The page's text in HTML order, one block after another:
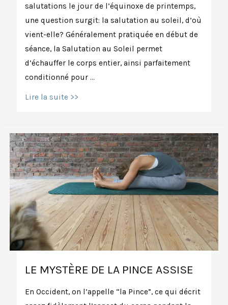
salutations le jour de l’équinoxe de printemps,
une question surgit: la salutation au soleil, d’où
vient-elle? Généralement pratiquée en début de
séance, la Salutation au Soleil permet
d’échauffer le corps entier, ainsi parfaitement
conditionné pour …
Salutation
ancienne
ou
invention
moderne?
Lire la suite >>
LE MYSTÈRE DE LA PINCE ASSISE
En Occident, on l’appelle “la Pince”, ce qui décrit